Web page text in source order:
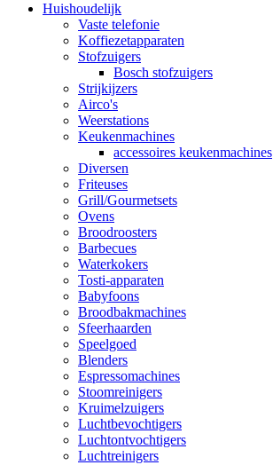
Huishoudelijk
Vaste telefonie
Koffiezetapparaten
Stofzuigers
Bosch stofzuigers
Strijkijzers
Airco's
Weerstations
Keukenmachines
accessoires keukenmachines
Diversen
Friteuses
Grill/Gourmetsets
Ovens
Broodroosters
Barbecues
Waterkokers
Tosti-apparaten
Babyfoons
Broodbakmachines
Sfeerhaarden
Speelgoed
Blenders
Espressomachines
Stoomreinigers
Kruimelzuigers
Luchtbevochtigers
Luchtontvochtigers
Luchtreinigers